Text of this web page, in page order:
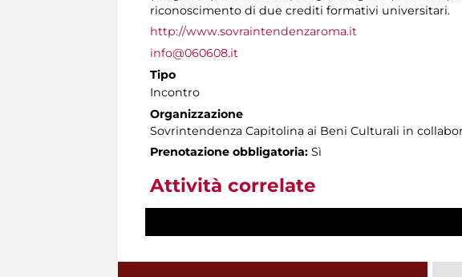
riconoscimento di due crediti formativi universitari.
http://www.sovraintendenzaroma.it
info@060608.it
Tipo
Incontro
Organizzazione
Sovrintendenza Capitolina ai Beni Culturali in
Prenotazione obbligatoria: Sì
Attività correlate